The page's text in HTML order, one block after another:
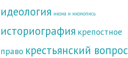
идеология икона и иконопись
историография крепостное
право крестьянский вопрос